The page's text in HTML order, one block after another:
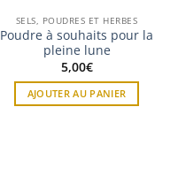
SELS, POUDRES ET HERBES
Poudre à souhaits pour la
pleine lune
5,00€
AJOUTER AU PANIER